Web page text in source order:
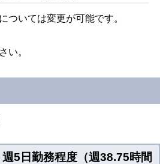
ついては変更が可能です。
い。
5日勤務程度（週38.75時間